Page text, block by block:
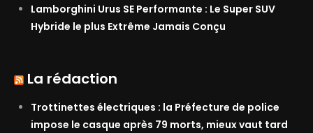
Lamborghini Urus SE Performante : Le Super SUV
Hybride le plus Extrême Jamais Conçu
La rédaction
Trottinettes électriques : la Préfecture de police
impose le casque après 79 morts, mieux vaut tard